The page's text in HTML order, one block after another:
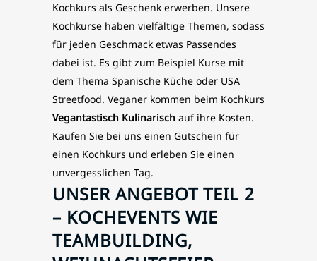
Kochkurs als Geschenk erwerben. Unsere
Kochkurse haben vielfältige Themen, sodass
für jeden Geschmack etwas Passendes
dabei ist. Es gibt zum Beispiel Kurse mit
dem Thema Spanische Küche oder USA
Streetfood. Veganer kommen beim Kochkurs
Vegantastisch Kulinarisch auf ihre Kosten.
Kaufen Sie bei uns einen Gutschein für
einen Kochkurs und erleben Sie einen
unvergesslichen Tag.
UNSER ANGEBOT TEIL 2
– KOCHEVENTS WIE
TEAMBUILDING,